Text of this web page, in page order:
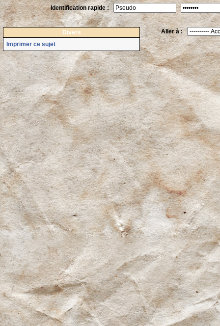
Identification rapide :
Divers
Imprimer ce sujet
Aller à :